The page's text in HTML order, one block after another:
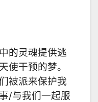
的灵魂提供逃
使干预的梦。
被派来保护我
/与我们一起服